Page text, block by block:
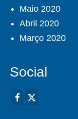
Maio 2020
Abril 2020
Março 2020
Social